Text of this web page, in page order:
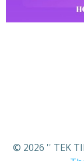
© 2026 '' TEK